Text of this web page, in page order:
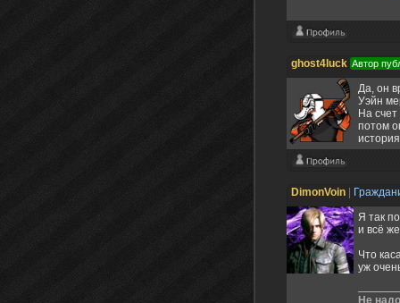
ghost4luck Автор
Да, он
Уэйн
На
потом
DimonVoin
Я так
и всё
Что
уж
Не